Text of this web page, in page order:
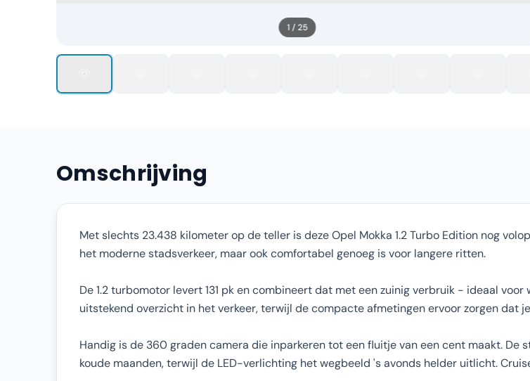
1 /25
Omschrijving
Met slechts 23.438 kilometer op de teller is deze Opel Mokka 1.2 Turbo Edition nog
het moderne stadsverkeer, maar ook comfortabel genoeg is voor langere ritten.
De 1.2 turbomotor levert 131 pk en combineert dat met een zuinig verbruik - ideaal
uitstekend overzicht in het verkeer, terwijl de compacte afmetingen ervoor zorgen dat
Handig is de 360 graden camera die inparkeren tot een fluitje van een cent maakt.
koude maanden, terwijl de LED-verlichting het wegbeeld 's avonds helder uitlicht.